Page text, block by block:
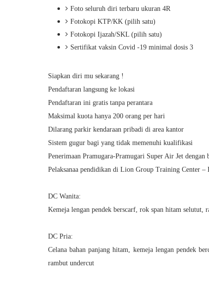
Foto seluruh diri terbaru ukuran 4R
Fotokopi KTP/KK (pilih satu)
Fotokopi Ijazah/SKL (pilih satu)
Sertifikat vaksin Covid -19 minimal dosis 3
Siapkan diri mu sekarang !
Pendaftaran langsung ke lokasi
Pendaftaran ini gratis tanpa perantara
Maksimal kuota hanya 200 orang per hari
Dilarang parkir kendaraan pribadi di area kantor
Sistem gugur bagi yang tidak memenuhi kualifikasi
Penerimaan Pramugara-Pramugari Super Air Jet dengan
Pelaksanaa pendidikan di Lion Group Training Center –
DC Wanita:
Kemeja lengan pendek berscarf, rok span hitam selutut,
DC Pria:
Celana bahan panjang hitam, kemeja lengan pendek
rambut undercut